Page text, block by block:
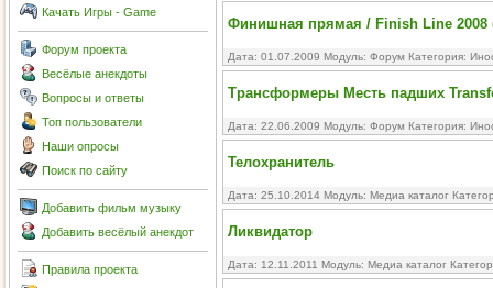
Качать Игры - Game
Форум проекта
Весёлые анекдоты
Вопросы и ответы
Топ пользователи
Наши опросы
Поиск по сайту
Добавить фильм музыку
Добавить весёлый анекдот
Правила проекта
Финишная прямая / Finish Line 2008
Дата: 01.07.2009 Модуль: Форум Категория:
Трансформеры Месть падших
Дата: 22.06.2009 Модуль: Форум Категория:
Телохранитель
Дата: 25.10.2014 Модуль: Медиа каталог
Ликвидатор
Дата: 12.11.2011 Модуль: Медиа каталог